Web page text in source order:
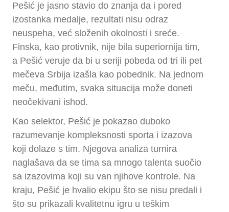
Pešić je jasno stavio do znanja da i pored
izostanka medalje, rezultati nisu odraz
neuspeha, već složenih okolnosti i sreće.
Finska, kao protivnik, nije bila superiornija tim,
a Pešić veruje da bi u seriji pobeda od tri ili pet
mečeva Srbija izašla kao pobednik. Na jednom
meču, međutim, svaka situacija može doneti
neočekivani ishod.
Kao selektor, Pešić je pokazao duboko
razumevanje kompleksnosti sporta i izazova
koji dolaze s tim. Njegova analiza turnira
naglašava da se tima sa mnogo talenta suočio
sa izazovima koji su van njihove kontrole. Na
kraju, Pešić je hvalio ekipu što se nisu predali i
što su prikazali kvalitetnu igru u teškim